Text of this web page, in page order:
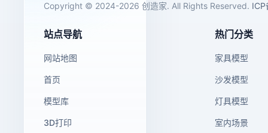
Copyright © 2024-2026 创造家. All Rights Reserved. ICP
站点导航
网站地图
首页
模型库
3D打印
热门分类
家具模型
沙发模型
灯具模型
室内场景